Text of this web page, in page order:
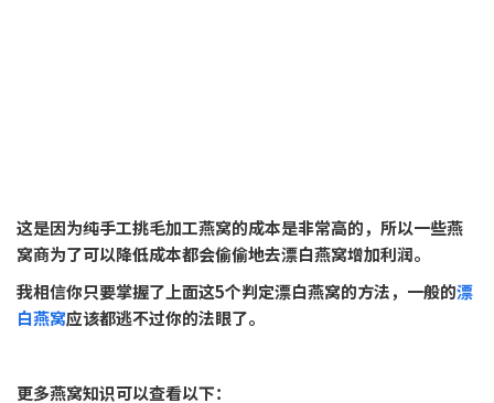
这是因为纯手工挑毛加工燕窝的成本是非常高的，所以一些燕
窝商为了可以降低成本都会偷偷地去漂白燕窝增加利润。
我相信你只要掌握了上面这5个判定漂白燕窝的方法，一般的漂
白燕窝应该都逃不过你的法眼了。
更多燕窝知识可以查看以下：